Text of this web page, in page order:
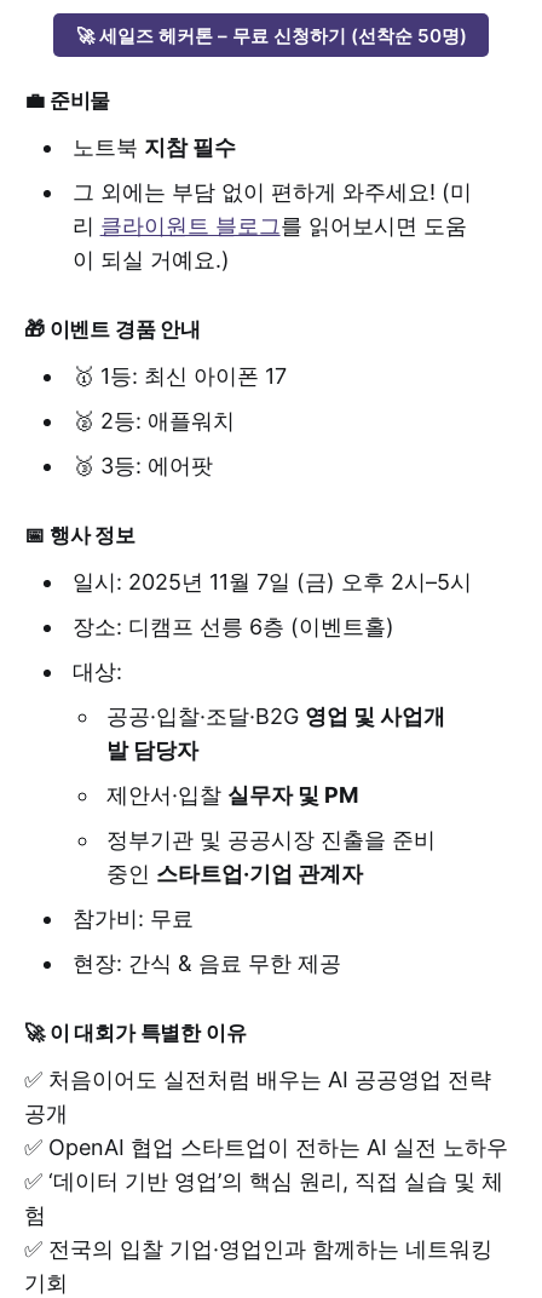
🚀 세일즈 헤커톤 – 무료 신청하기 (선착순 50명)
​💼 준비물
​노트북 지참 필수
그 외에는 부담 없이 편하게 와주세요! (미
리 클라이원트 블로그를 읽어보시면 도움
이 되실 거예요.)
🎁 이벤트 경품 안내
​🥇 1등: 최신 아이폰 17
​🥈 2등: 애플워치
​🥉 3등: 에어팟
​📅 행사 정보
​일시: 2025년 11월 7일 (금) 오후 2시–5시
​장소: 디캠프 선릉 6층 (이벤트홀)
​대상:
​공공·입찰·조달·B2G 영업 및 사업개
발 담당자
​제안서·입찰 실무자 및 PM
​정부기관 및 공공시장 진출을 준비
중인 스타트업·기업 관계자
​참가비: 무료
​현장: 간식 & 음료 무한 제공
​🚀 이 대회가 특별한 이유
✅ 처음이어도 실전처럼 배우는 AI 공공영업 전략
공개
✅ OpenAI 협업 스타트업이 전하는 AI 실전 노하우
✅ ‘데이터 기반 영업’의 핵심 원리, 직접 실습 및 체
험
✅ 전국의 입찰 기업·영업인과 함께하는 네트워킹
기회